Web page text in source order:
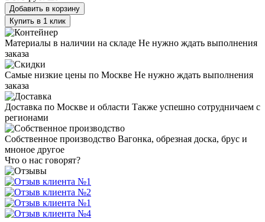
Добавить в корзину
Купить в 1 клик
Материалы в наличии на складе Не нужно ждать выполнения
заказа
Самые низкие цены по Москве Не нужно ждать выполнения
заказа
Доставка по Москве и области Также успешно сотрудничаем с
регионами
Собственное производство Вагонка, обрезная доска, брус и
мноное другое
Что о нас говорят?